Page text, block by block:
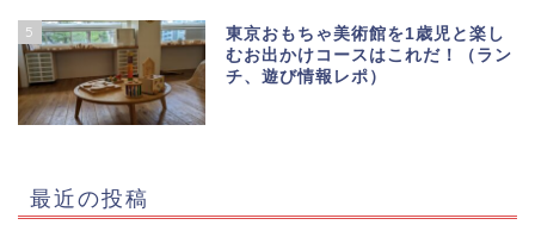
5
東京おもちゃ美術館を1歳児と楽し
むお出かけコースはこれだ！（ラン
チ、遊び情報レポ）
最近の投稿